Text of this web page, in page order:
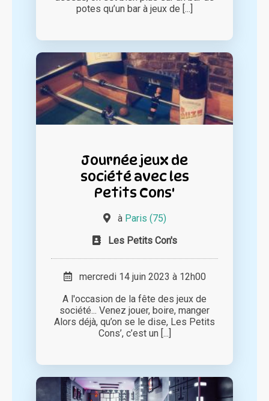
potes qu’un bar à jeux de [...]
Journée jeux de
société avec les
Petits Cons'
à Paris (75)
Les Petits Con's
mercredi 14 juin 2023 à 12h00
A l'occasion de la fête des jeux de
société... Venez jouer, boire, manger
Alors déjà, qu’on se le dise, Les Petits
Cons’, c’est un [...]